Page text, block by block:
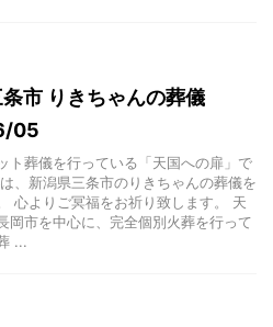
条市 りきちゃんの葬儀
05
ト葬儀を行っている「天国への扉」で
、新潟県三条市のりきちゃんの葬儀を
心よりご冥福をお祈り致します。 天
岡市を中心に、完全個別火葬を行って
...